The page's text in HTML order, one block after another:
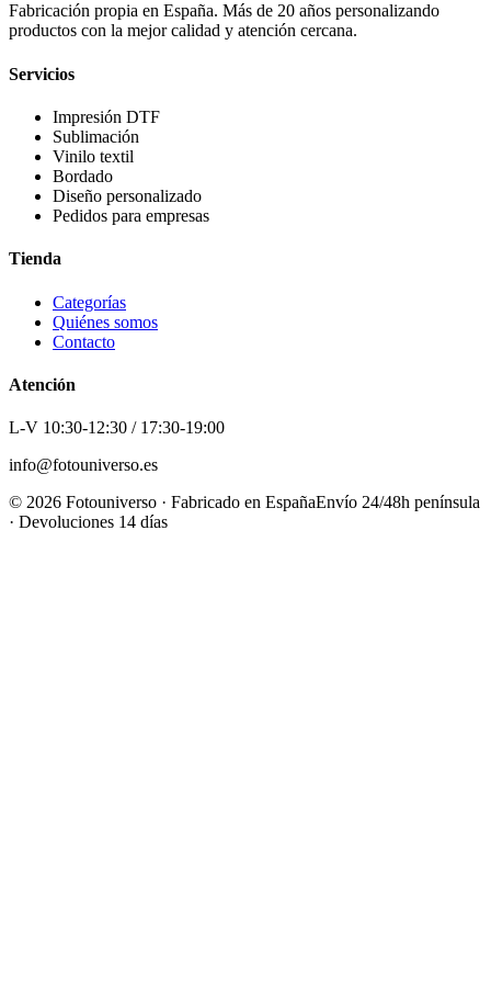
Fabricación propia en España. Más de 20 años personalizando
productos con la mejor calidad y atención cercana.
Servicios
Impresión DTF
Sublimación
Vinilo textil
Bordado
Diseño personalizado
Pedidos para empresas
Tienda
Categorías
Quiénes somos
Contacto
Atención
L-V 10:30-12:30 / 17:30-19:00
info@fotouniverso.es
© 2026 Fotouniverso · Fabricado en EspañaEnvío 24/48h península
· Devoluciones 14 días